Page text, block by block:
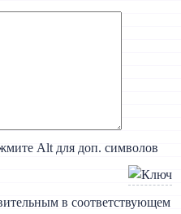
в соответствующем